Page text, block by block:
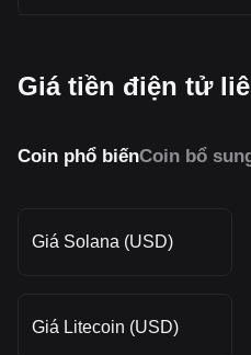
Giá tiền điện tử
Coin phổ biếnCoin bổ
Giá Solana (USD)
Giá Litecoin (USD)